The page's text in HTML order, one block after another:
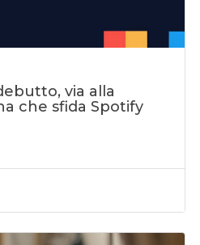
via alla
che sfida Spotify